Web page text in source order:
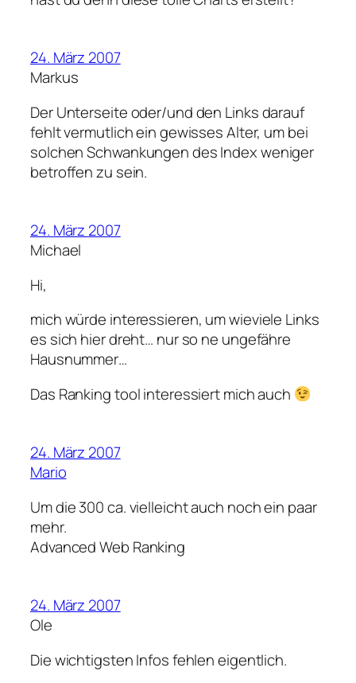
24. März 2007
Markus
Der Unterseite oder/und den Links darauf
fehlt vermutlich ein gewisses Alter, um bei
solchen Schwankungen des Index weniger
betroffen zu sein.
24. März 2007
Michael
Hi,
mich würde interessieren, um wieviele Links
es sich hier dreht… nur so ne ungefähre
Hausnummer…
Das Ranking tool interessiert mich auch
24. März 2007
Mario
Um die 300 ca. vielleicht auch noch ein paar
mehr.
Advanced Web Ranking
24. März 2007
Ole
Die wichtigsten Infos fehlen eigentlich.